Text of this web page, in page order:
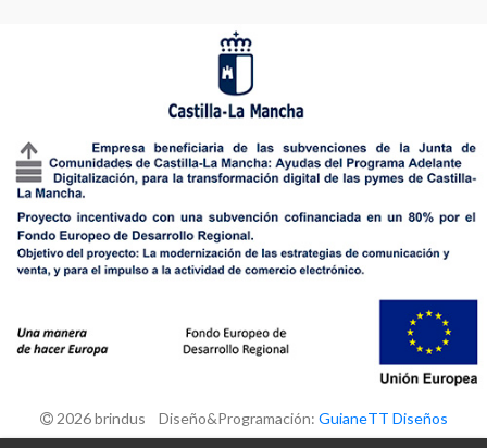
2026 brindus Diseño&Programación: GuianeTT Diseños